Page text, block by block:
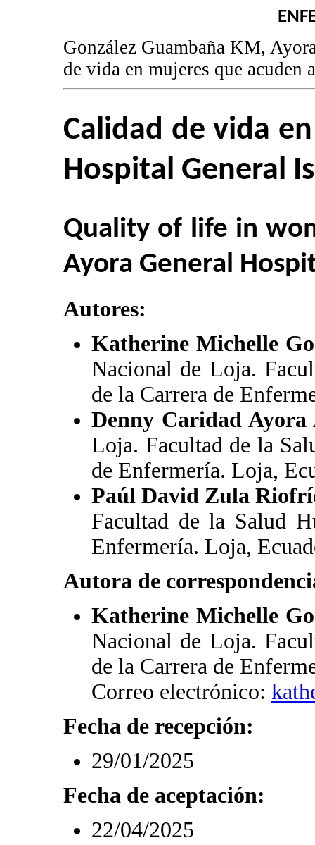
González Guambaña KM,
de vida en mujeres que
Calidad de vida
Hospital General
Quality of life in
Ayora General
Autores:
Katherine Michelle
Nacional de Loja.
de la Carrera de
Denny Caridad Ayora
Loja. Facultad de la
de Enfermería. Loja,
Paúl David Zula
Facultad de la Salud
Enfermería. Loja,
Autora de
Katherine Michelle
Nacional de Loja.
de la Carrera de
Correo electrónico:
Fecha de recepción:
29/01/2025
Fecha de aceptación:
22/04/2025